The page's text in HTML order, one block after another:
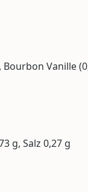
Vanille
g, Salz 0,27 g